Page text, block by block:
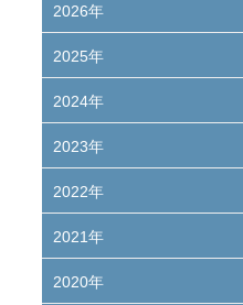
2026年
2025年
2024年
2023年
2022年
2021年
2020年